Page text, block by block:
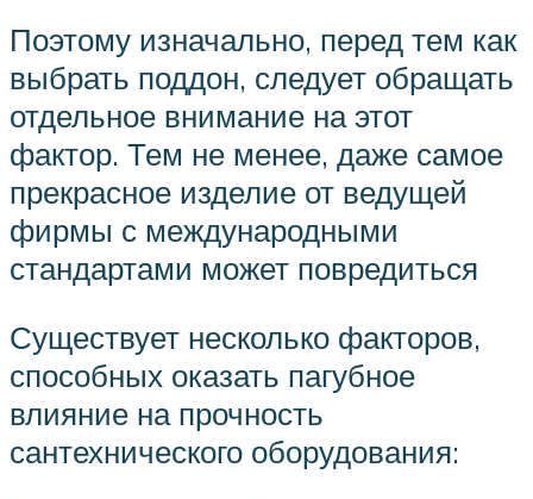
Поэтому изначально, перед тем как
выбрать поддон, следует обращать
отдельное внимание на этот
фактор. Тем не менее, даже самое
прекрасное изделие от ведущей
фирмы с международными
стандартами может повредиться
Существует несколько факторов,
способных оказать пагубное
влияние на прочность
сантехнического оборудования: